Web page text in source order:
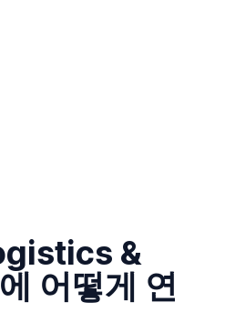
&
어떻게 연